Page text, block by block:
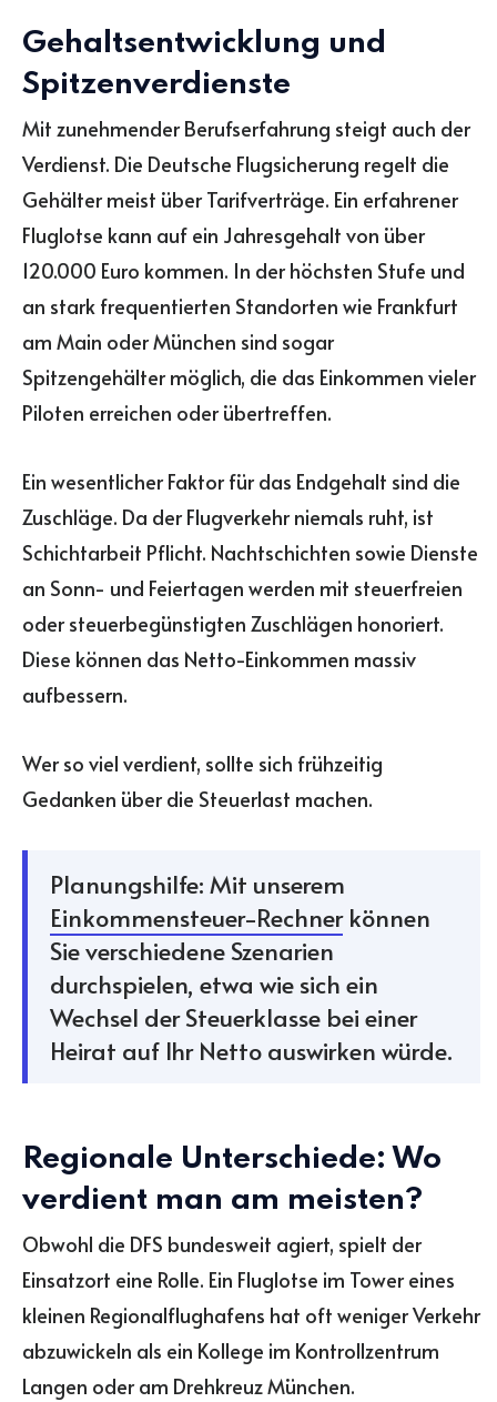
Gehaltsentwicklung und
Spitzenverdienste
Mit zunehmender Berufserfahrung steigt auch der
Verdienst. Die Deutsche Flugsicherung regelt die
Gehälter meist über Tarifverträge. Ein erfahrener
Fluglotse kann auf ein Jahresgehalt von über
120.000 Euro kommen. In der höchsten Stufe und
an stark frequentierten Standorten wie Frankfurt
am Main oder München sind sogar
Spitzengehälter möglich, die das Einkommen vieler
Piloten erreichen oder übertreffen.
Ein wesentlicher Faktor für das Endgehalt sind die
Zuschläge. Da der Flugverkehr niemals ruht, ist
Schichtarbeit Pflicht. Nachtschichten sowie Dienste
an Sonn- und Feiertagen werden mit steuerfreien
oder steuerbegünstigten Zuschlägen honoriert.
Diese können das Netto-Einkommen massiv
aufbessern.
Wer so viel verdient, sollte sich frühzeitig
Gedanken über die Steuerlast machen.
Planungshilfe: Mit unserem
Einkommensteuer-Rechnerkönnen
Sie verschiedene Szenarien
durchspielen, etwa wie sich ein
Wechsel der Steuerklasse bei einer
Heirat auf Ihr Netto auswirken würde.
Regionale Unterschiede: Wo
verdient man am meisten?
Obwohl die DFS bundesweit agiert, spielt der
Einsatzort eine Rolle. Ein Fluglotse im Tower eines
kleinen Regionalflughafens hat oft weniger Verkehr
abzuwickeln als ein Kollege im Kontrollzentrum
Langen oder am Drehkreuz München.